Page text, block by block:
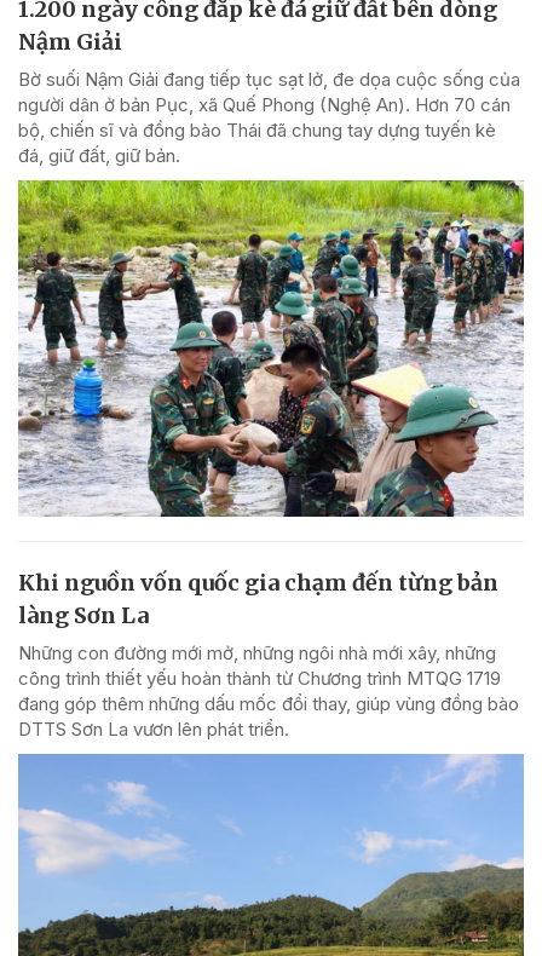
1.200 ngày công đắp kè đá giữ đất bên dòng
Nậm Giải
Bờ suối Nậm Giải đang tiếp tục sạt lở, đe dọa cuộc sống của
người dân ở bản Pục, xã Quế Phong (Nghệ An). Hơn 70 cán
bộ, chiến sĩ và đồng bào Thái đã chung tay dựng tuyến kè
đá, giữ đất, giữ bản.
Khi nguồn vốn quốc gia chạm đến từng bản
làng Sơn La
Những con đường mới mở, những ngôi nhà mới xây, những
công trình thiết yếu hoàn thành từ Chương trình MTQG 1719
đang góp thêm những dấu mốc đổi thay, giúp vùng đồng bào
DTTS Sơn La vươn lên phát triển.